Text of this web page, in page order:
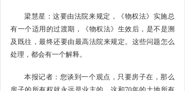
梁慧星：这要由法院来规定，《物权法》实施总
有一个适用的过渡期，《物权法》生效后，是不是溯
及既往，最终还要由最高法院来规定。这些问题怎么
处理，都会有一个解释。
本报记者：您谈到一个观点，只要房子在，那么